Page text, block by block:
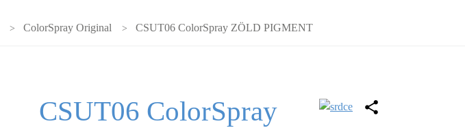
ColorSpray Original CSUT06 ColorSpray ZÖLD PIGMENT
CSUT06 ColorSpray